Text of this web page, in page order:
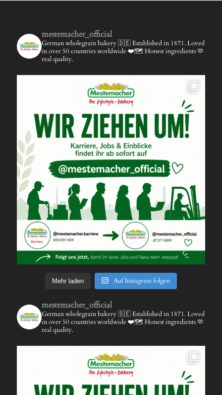
mestemacher_official
German wholegrain bakery 🇩🇪Established in 1871.Loved
in over 50 countries worldwide ❤️🗺️ Honest ingredients 🫶
real quality.
Mehr laden Auf Instagram folgen
mestemacher_official
German wholegrain bakery 🇩🇪Established in 1871.Loved
in over 50 countries worldwide ❤️🗺️ Honest ingredients 🫶
real quality.